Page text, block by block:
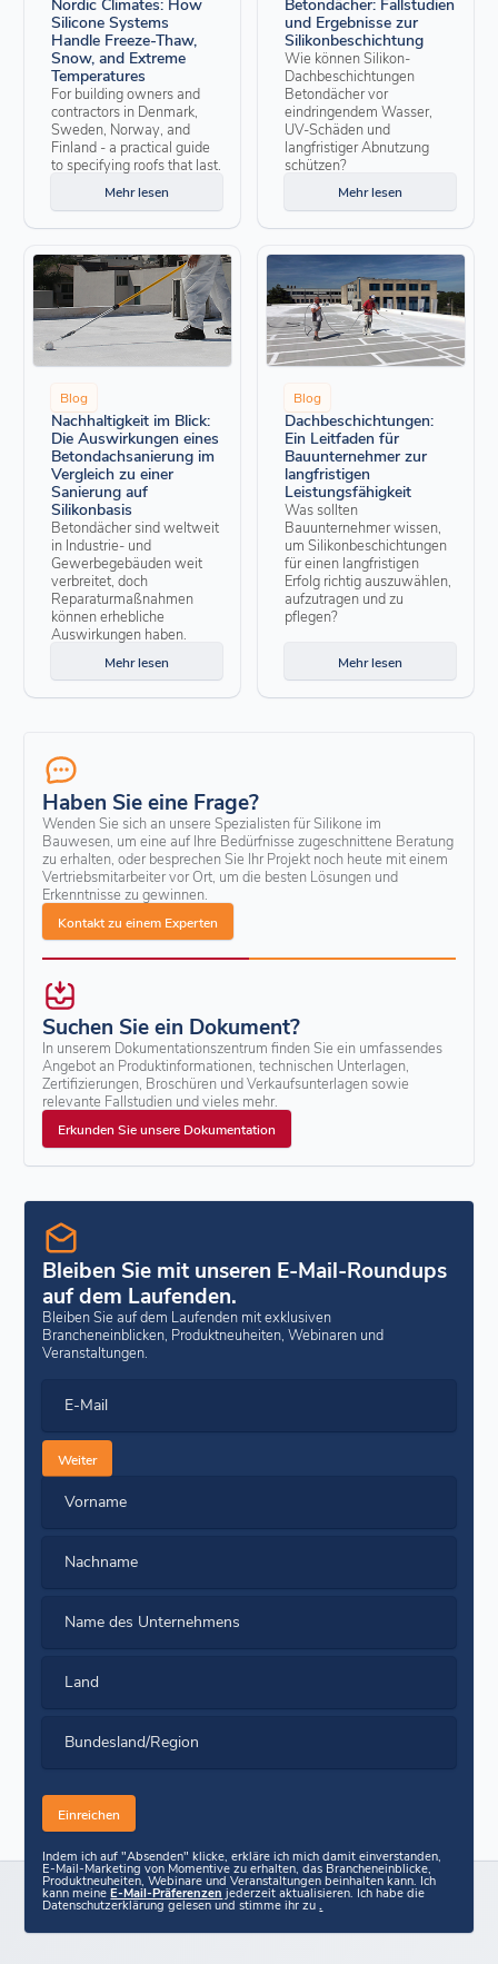
Silicone Systems
Handle Freeze-Thaw,
Snow, and Extreme
Temperatures
For building owners and
contractors in Denmark,
Sweden, Norway, and
Finland - a practical guide
to specifying roofs that last.
Mehr lesen
und Ergebnisse zur
Silikonbeschichtung
Wie können Silikon-
Dachbeschichtungen
Betondächer vor
eindringendem Wasser,
UV-Schäden und
langfristiger Abnutzung
schützen?
Mehr lesen
Blog
Nachhaltigkeit im Blick:
Die Auswirkungen eines
Betondachsanierung im
Vergleich zu einer
Sanierung auf
Silikonbasis
Betondächer sind weltweit
in Industrie- und
Gewerbegebäuden weit
verbreitet, doch
Reparaturmaßnahmen
können erhebliche
Auswirkungen haben.
Mehr lesen
Blog
Dachbeschichtungen:
Ein Leitfaden für
Bauunternehmer zur
langfristigen
Leistungsfähigkeit
Was sollten
Bauunternehmer wissen,
um Silikonbeschichtungen
für einen langfristigen
Erfolg richtig auszuwählen,
aufzutragen und zu
pflegen?
Mehr lesen
Haben Sie eine Frage?
Wenden Sie sich an unsere Spezialisten für Silikone im
Bauwesen, um eine auf Ihre Bedürfnisse zugeschnittene Beratung
zu erhalten, oder besprechen Sie Ihr Projekt noch heute mit einem
Vertriebsmitarbeiter vor Ort, um die besten Lösungen und
Erkenntnisse zu gewinnen.
Kontakt zu einem Experten
Suchen Sie ein Dokument?
In unserem Dokumentationszentrum finden Sie ein umfassendes
Angebot an Produktinformationen, technischen Unterlagen,
Zertifizierungen, Broschüren und Verkaufsunterlagen sowie
relevante Fallstudien und vieles mehr.
Erkunden Sie unsere Dokumentation
Bleiben Sie mit unseren E-Mail-Roundups
auf dem Laufenden.
Bleiben Sie auf dem Laufenden mit exklusiven
Brancheneinblicken, Produktneuheiten, Webinaren und
Veranstaltungen.
E-Mail
Weiter
Vorname
Nachname
Name des Unternehmens
Land
Bundesland/Region
Indem ich auf "Absenden" klicke, erkläre ich mich damit einverstanden,
E-Mail-Marketing von Momentive zu erhalten, das Brancheneinblicke,
Produktneuheiten, Webinare und Veranstaltungen beinhalten kann. Ich
kann meineE-Mail-Präferenzen jederzeit aktualisieren. Ich habe die
Datenschutzerklärung gelesen und stimme ihr zu.